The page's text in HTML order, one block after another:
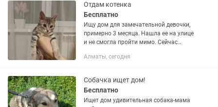
Отдам котенка
Бесплатно
Ищу дом для замечательной девочки,
примерно 3 месяца. Нашла ее на улице
и не смогла пройти мимо. Сейчас
и очень ждет свою семью. Она
Алматы, сегодня
Собачка ищет дом!
Бесплатно
Ищет дом удивительная собака-мама